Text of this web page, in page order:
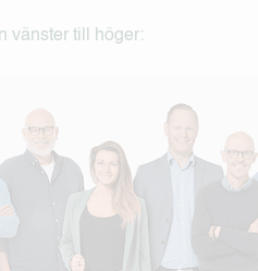
vänster till höger: